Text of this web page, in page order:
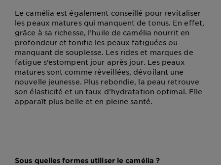
Le camélia est également conseillé pour revitaliser
les peaux matures qui manquent de tonus. En effet,
grâce à sa richesse, l’huile de camélia nourrit en
profondeur et tonifie les peaux fatiguées ou
manquant de souplesse. Les rides et marques de
fatigue s’estompent jour après jour. Les peaux
matures sont comme réveillées, dévoilant une
nouvelle jeunesse. Plus rebondie, la peau retrouve
son élasticité et un taux d’hydratation optimal. Elle
apparaît plus belle et en pleine santé.
Sous quelles formes utiliser le camélia ?